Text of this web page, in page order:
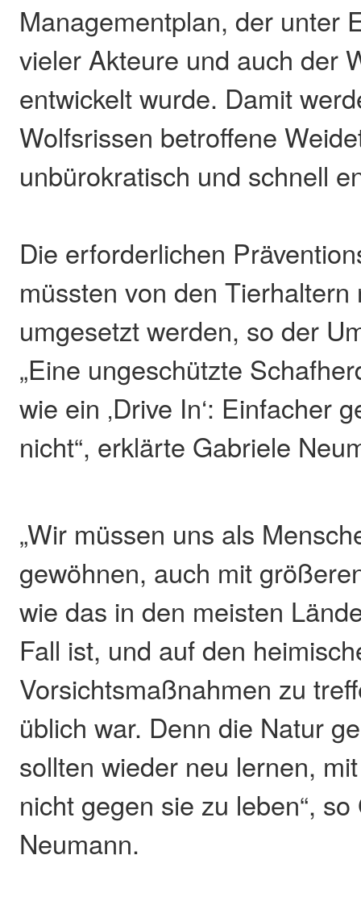
Managementplan, der unter
vieler Akteure und auch der
entwickelt wurde. Damit
Wolfsrissen betroffene
unbürokratisch und schnell
Die erforderlichen
müssten von den
umgesetzt werden, so der
„Eine ungeschützte
wie ein ‚Drive In‘: Einfacher
nicht“, erklärte Gabriele
„Wir müssen uns als
gewöhnen, auch mit
wie das in den meisten
Fall ist, und auf den
Vorsichtsmaßnahmen zu
üblich war. Denn die Natur
sollten wieder neu lernen,
nicht gegen sie zu leben“,
Neumann.